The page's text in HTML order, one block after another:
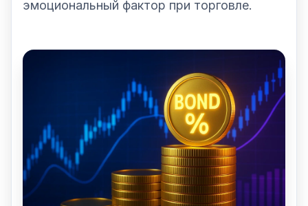
эмоциональный фактор при торговле.